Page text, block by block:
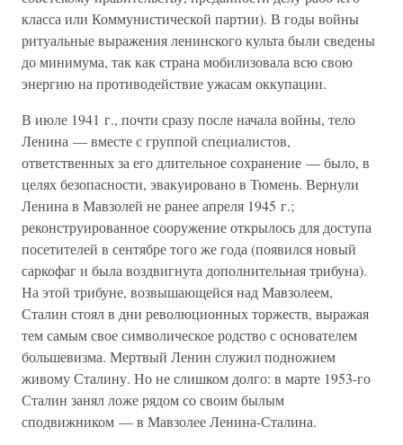
класса или Коммунистической партии). В годы войны
ритуальные выражения ленинского культа были сведены
до минимума, так как страна мобилизовала всю свою
энергию на противодействие ужасам оккупации.
В июле 1941 г., почти сразу после начала войны, тело
Ленина — вместе с группой специалистов,
ответственных за его длительное сохранение — было, в
целях безопасности, эвакуировано в Тюмень. Вернули
Ленина в Мавзолей не ранее апреля 1945 г.;
реконструированное сооружение открылось для доступа
посетителей в сентябре того же года (появился новый
саркофаг и была воздвигнута дополнительная трибуна).
На этой трибуне, возвышающейся над Мавзолеем,
Сталин стоял в дни революционных торжеств, выражая
тем самым свое символическое родство с основателем
большевизма. Мертвый Ленин служил подножием
живому Сталину. Но не слишком долго: в марте 1953-го
Сталин занял ложе рядом со своим былым
сподвижником — в Мавзолее Ленина-Сталина.